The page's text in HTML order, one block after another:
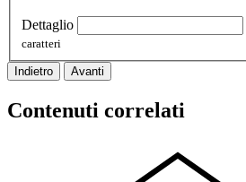
Dettaglio
caratteri
Indietro Avanti
Contenuti correlati